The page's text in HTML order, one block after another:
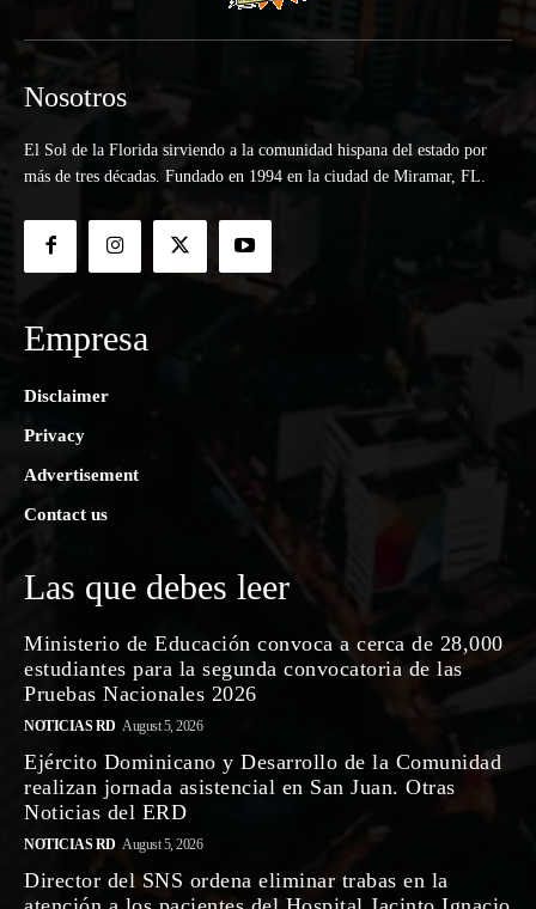
Nosotros
El Sol de la Florida sirviendo a la comunidad hispana del estado por
más de tres décadas. Fundado en 1994 en la ciudad de Miramar, FL.
Empresa
Disclaimer
Privacy
Advertisement
Contact us
Las que debes leer
Ministerio de Educación convoca a cerca de 28,000
estudiantes para la segunda convocatoria de las
Pruebas Nacionales 2026
NOTICIAS RD August 5, 2026
Ejército Dominicano y Desarrollo de la Comunidad
realizan jornada asistencial en San Juan. Otras
Noticias del ERD
NOTICIAS RD August 5, 2026
Director del SNS ordena eliminar trabas en la